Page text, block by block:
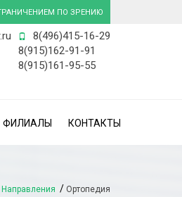
ПО ЗРЕНИЮ
8(496)415-16-29
8(915)162-91-91
8(915)161-95-55
ФИЛИАЛЫ КОНТАКТЫ
Направления Ортопедия